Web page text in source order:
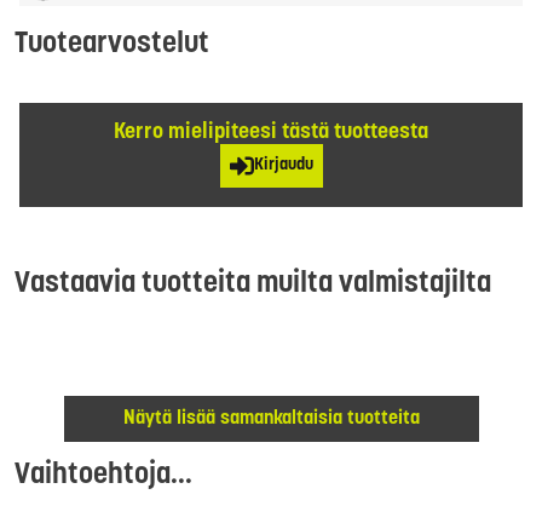
Tuotearvostelut
Kerro mielipiteesi tästä tuotteesta
Kirjaudu
Vastaavia tuotteita muilta valmistajilta
Näytä lisää samankaltaisia tuotteita
Vaihtoehtoja...